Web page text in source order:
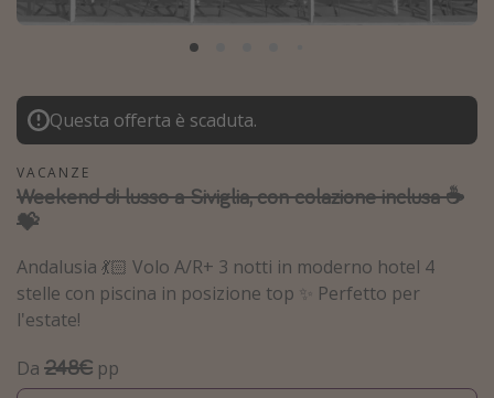
Grecia
Egitto
Tunisia
Malta
Canarie
Tipo di vacanza
Vacanze all inclusive
Questa offerta è scaduta.
VACANZE
Weekend di lusso a Siviglia, con colazione inclusa ☕️
💝
Andalusia 💃🏻 Volo A/R+ 3 notti in moderno hotel 4
stelle con piscina in posizione top ✨ Perfetto per
l'estate!
Da 248€ pp